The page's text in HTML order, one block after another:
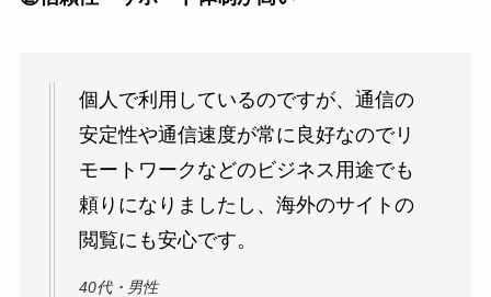
個人で利用しているのですが、通信の
安定性や通信速度が常に良好なのでリ
モートワークなどのビジネス用途でも
頼りになりましたし、海外のサイトの
閲覧にも安心です。
40代・男性